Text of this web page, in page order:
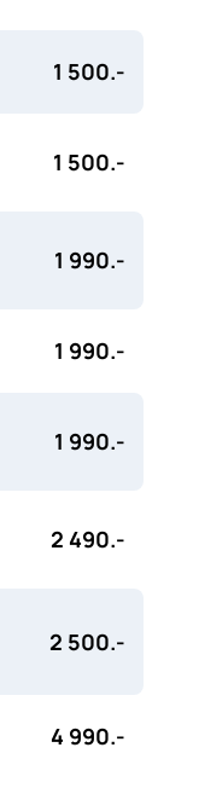
1 500.-
1 500.-
1 990.-
1 990.-
1 990.-
2 490.-
2 500.-
4 990.-